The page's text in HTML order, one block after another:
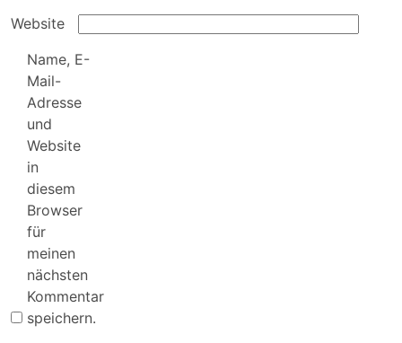
Website
Name, E-
Mail-
Adresse
und
Website
in
diesem
Browser
für
meinen
nächsten
Kommentar
speichern.